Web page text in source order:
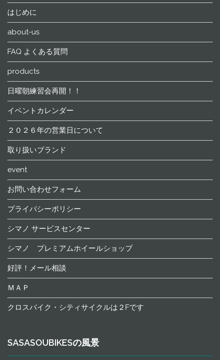
はじめに
about-us
FAQ よくある質問
products
日曜朝練習会再開！！
イベントカレンダー
２０２６年の営業日について
取り扱いブランド
event
お問い合わせフォーム
プライバシーポリシー
シマノ サービスセンター
シマノ プレミアムホイールショップ
好評！メール相談
ＭＡＰ
クロスバイク・シティサイクルは２Fです
SASASOUBIKESの風景